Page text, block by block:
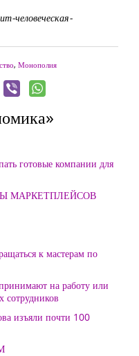
человеческая-
, Монополия
готовые компании для
МАРКЕТПЛЕЙСОВ
к мастерам по
на работу или
сотрудников
изъяли почти 100